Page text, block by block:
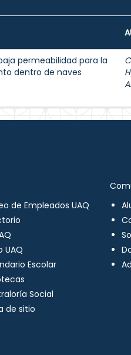
permeabilidad para la
dentro de naves
de Empleados UAQ
UAQ
Escolar
Social
de sitio